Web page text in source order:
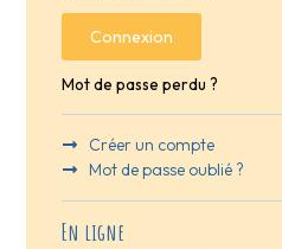
Connexion
Mot de passe perdu ?
Créer un compte
Mot de passe oublié ?
En ligne